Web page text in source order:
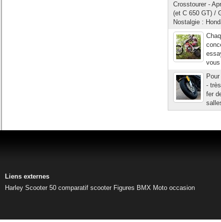
Crosstourer -
(et C 650 GT) /
Nostalgie :
-
fer
Liens externes
Harley Scooter 50 comparatif scooter Figures BMX Moto occasion